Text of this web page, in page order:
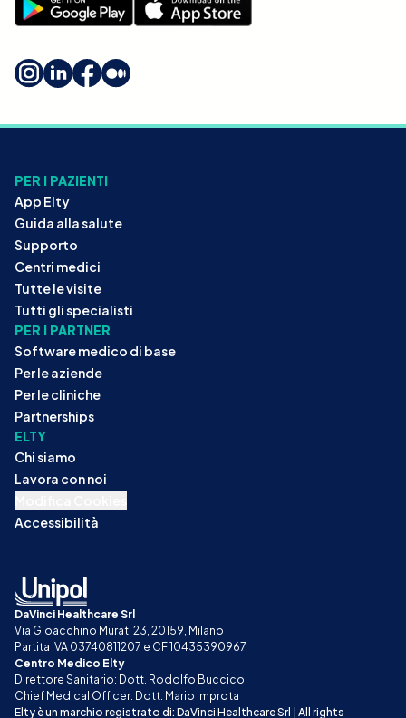
PER I PAZIENTI
App Elty
Guida alla salute
Supporto
Centri medici
Tutte le visite
Tutti gli specialisti
PER I PARTNER
Software medico di base
Per le aziende
Per le cliniche
Partnerships
ELTY
Chi siamo
Lavora con noi
Accessibilità
DaVinci Healthcare Srl
Via Gioacchino Murat, 23, 20159, Milano
Partita IVA 03740811207 e CF 10435390967
Centro Medico Elty
Direttore Sanitario: Dott. Rodolfo Buccico
Chief Medical Officer: Dott. Mario Improta
Elty è un marchio registrato di: DaVinci Healthcare Srl | All rights